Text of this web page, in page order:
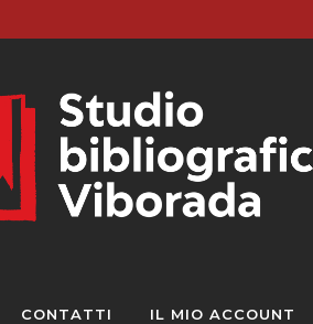
CONTATTI IL MIO ACCOUNT